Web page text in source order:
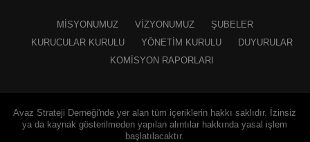
MISYONUMUZ VIZYONUMUZ
ŞUBELER
KURUCULAR KURULU
YÖNETIM KURULU
DUYURULAR
KOMISYON RAPORLARI
Avaz Strateji Derneği'nde yer alan tüm içeriklerin hakkı saklıdır. İzinsiz
ya da kaynak gösterilmeden yapılan alıntılar hakkında yasal işlem
başlatılacaktır.